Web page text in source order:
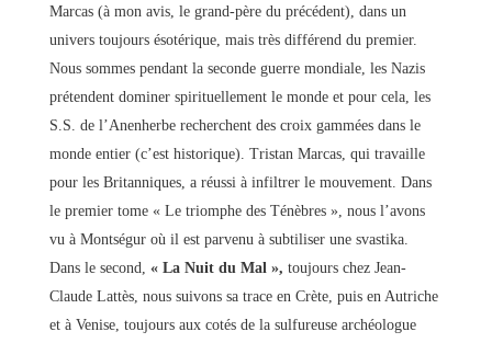
Marcas (à mon avis, le grand-père du précédent), dans un
univers toujours ésotérique, mais très différend du premier.
Nous sommes pendant la seconde guerre mondiale, les Nazis
prétendent dominer spirituellement le monde et pour cela, les
S.S. de l’Anenherbe recherchent des croix gammées dans le
monde entier (c’est historique). Tristan Marcas, qui travaille
pour les Britanniques, a réussi à infiltrer le mouvement. Dans
le premier tome « Le triomphe des Ténèbres », nous l’avons
vu à Montségur où il est parvenu à subtiliser une svastika.
Dans le second, « La Nuit du Mal », toujours chez Jean-
Claude Lattès, nous suivons sa trace en Crète, puis en Autriche
et à Venise, toujours aux cotés de la sulfureuse archéologue